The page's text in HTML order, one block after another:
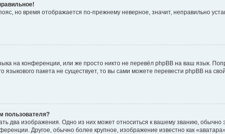
но время отображается по-прежнему неверное, значит, неправильно
на конференции, или же просто никто не перевёл phpBB на ваш язык.
языкового пакета не существует, то вы сами можете перевести phpBB на
пользователя?
два изображения. Одно из них может относиться к вашему званию, обычно
Другое, обычно более крупное, изображение известно как